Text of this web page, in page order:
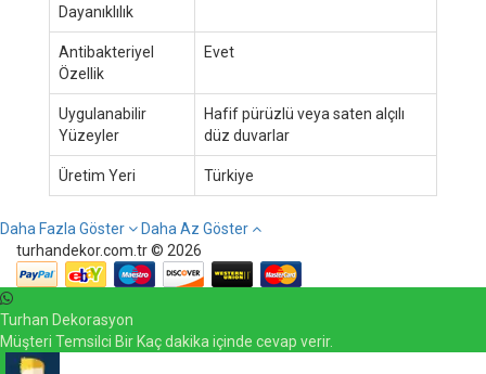
Dayanıklılık
Antibakteriyel
Özellik
Evet
Uygulanabilir
Yüzeyler
Hafif pürüzlü veya saten alçılı
düz duvarlar
Üretim Yeri Türkiye
Daha Fazla Göster
Daha Az Göster
turhandekor.com.tr © 2026
Turhan Dekorasyon
Müşteri Temsilci Bir Kaç dakika içinde cevap verir.